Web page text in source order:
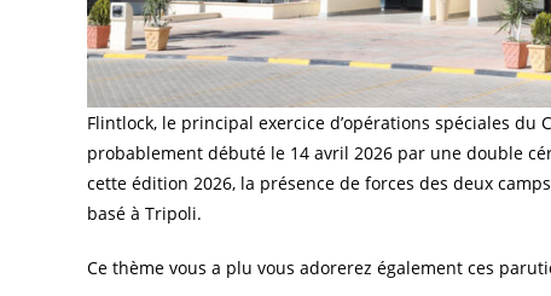
Flintlock, le principal exercice d’opérations spéciales du
probablement débuté le 14 avril 2026 par une double
cette édition 2026, la présence de forces des deux
basé à Tripoli.
Ce thème vous a plu vous adorerez également ces